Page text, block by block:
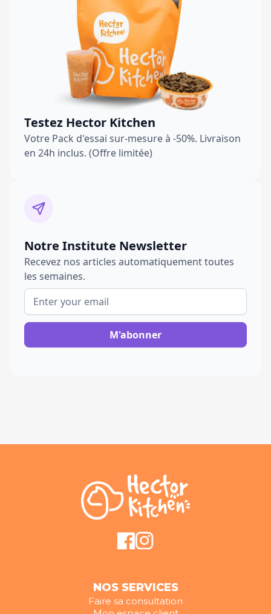
Testez Hector Kitchen
Votre Pack d'essai sur-mesure à -50%. Livraison
en 24h inclus. (Offre limitée)
Notre Institute Newsletter
Recevez nos articles automatiquement toutes
les semaines.
NOS SERVICES
Faire sa consultation